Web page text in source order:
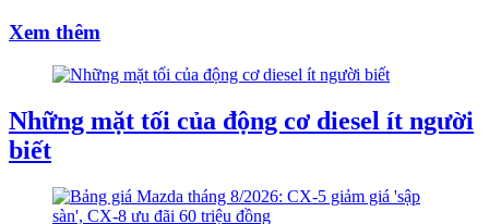
Xem thêm
Những mặt tối của động cơ diesel ít người
biết